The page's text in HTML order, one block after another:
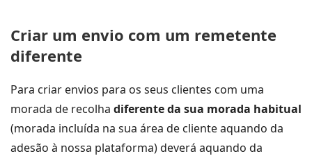
Criar um envio com um remetente
diferente
Para criar envios para os seus clientes com uma
morada de recolha diferente da sua morada habitual
(morada incluída na sua área de cliente aquando da
adesão à nossa plataforma) deverá aquando da